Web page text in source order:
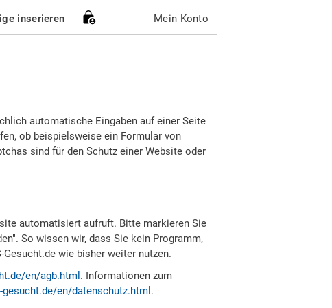
inserieren Mein Konto
automatische Eingaben auf einer Seite
ob beispielsweise ein Formular von
sind für den Schutz einer Website oder
automatisiert aufruft. Bitte markieren Sie
So wissen wir, dass Sie kein Programm,
wie bisher weiter nutzen.
en/agb.html . Informationen zum
en/datenschutz.html .